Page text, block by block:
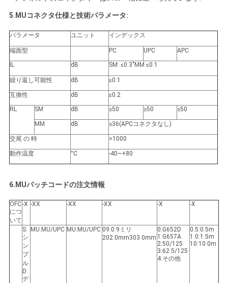
5.MUコネクタ仕様と技術パラメータ:
パラメータ ユニット インデックス
端面型 PC UPC
APC
IL
dB SM: ≤0.3"MM ≤0.1
繰り返し可能性 dB ≤0.1
互換性 dB
≤0.2
RL
SM dB ≥50 ≥50 ≥50
MM dB ≥36(APCコネクタなし)
交尾 の 時 >1000
動作温度 °C -40~+80
6.MUパッチコードの注文情報
OFC
につ
いて
-X -XX -XX -XX -X -X
S:
シ
ン
プ
ル
D:
デ
MU:MU/UPC MU:MU/UPC 09:0.9ミリ
202.0mm303.0mm
0:G652D
1:G657A
2:50/125
3:62.5/125
4:その他
0.5:0.5m
1.0:1.5m
10:10.0m